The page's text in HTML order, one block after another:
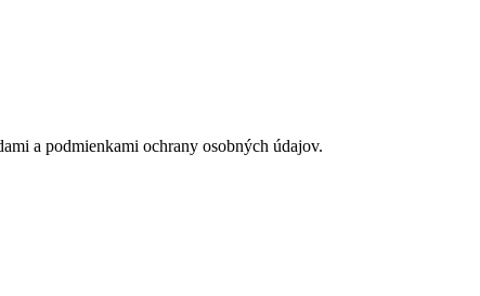
a podmienkami ochrany osobných údajov.